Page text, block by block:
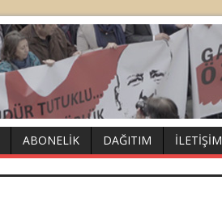
ABONELIK DAĞITIM İLETIŞIM